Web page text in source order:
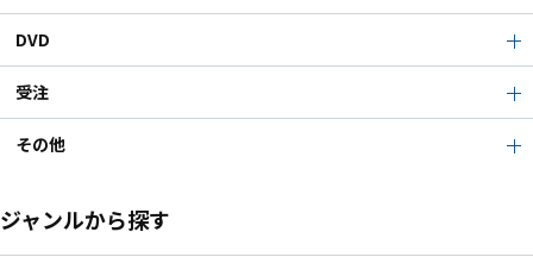
DVD
受注
その他
ジャンルから探す